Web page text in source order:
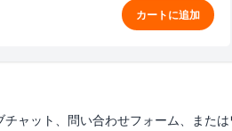
カートに追加
ャット、問い合わせフォーム、または